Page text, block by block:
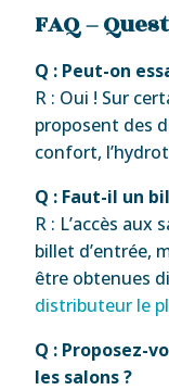
FAQ –
Q : Peut-on
R : Oui ! Sur
proposent des
confort,
Q : Faut-il un
R : L’accès
billet d’entrée,
être obtenues
distributeur le
Q : Proposez-
les salons ?